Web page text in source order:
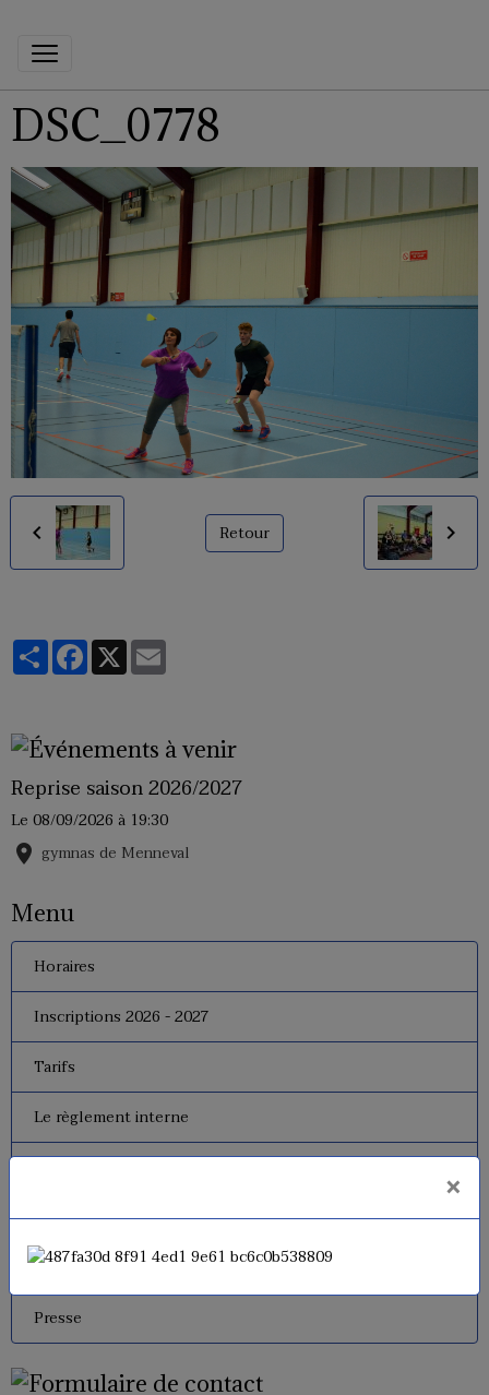
DSC_0778
Retour
PartagerFacebook
X
Reprise saison 2026/2027
Le 08/09/2026 à 19:30
gymnas de Menneval
Menu
Horaires
Inscriptions 2026 - 2027
Tarifs
Le règlement interne
Dates de fermeture
Historique de l'USM Badminton
Presse
×